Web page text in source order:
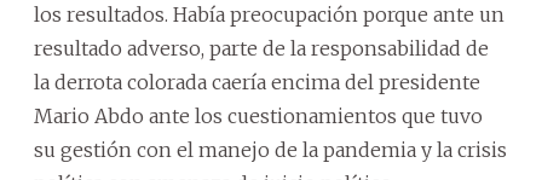
los resultados. Había preocupación porque ante un
resultado adverso, parte de la responsabilidad de
la derrota colorada caería encima del presidente
Mario Abdo ante los cuestionamientos que tuvo
su gestión con el manejo de la pandemia y la crisis